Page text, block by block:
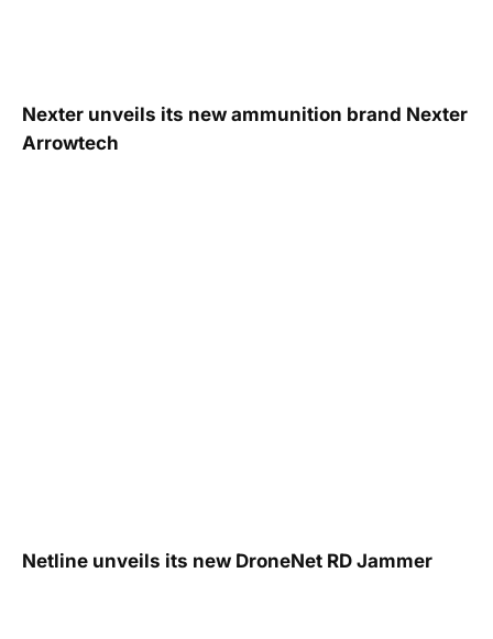
Nexter unveils its new ammunition brand Nexter
Arrowtech
Netline unveils its new DroneNet RD Jammer